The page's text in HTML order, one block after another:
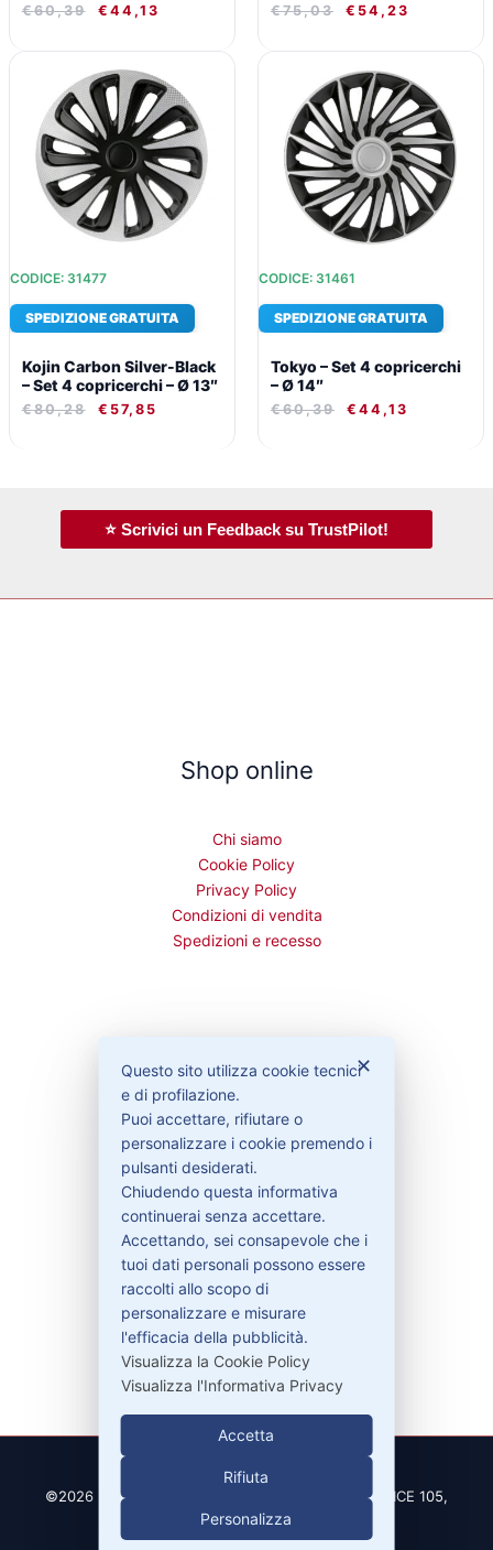
€60,39 € 44,13 €75,03 € 54,23
CODICE: 31477
SPEDIZIONE GRATUITA
Kojin Carbon Silver-Black
– Set 4 copricerchi – Ø 13″
€80,28
PREZZO
ORIGINALE
ERA:
€80,28.
€ 57,85
PREZZO
ATTUALE
È:
€57,85.
CODICE: 31461
SPEDIZIONE GRATUITA
Tokyo – Set 4 copricerchi
– Ø 14″
€60,39
PREZZO
ORIGINALE
ERA:
€60,39.
€ 44,13
PREZZO
ATTUALE
È:
€44,13.
⭐ Scrivici un Feedback su TrustPilot!
Shop online
Chi siamo
Cookie Policy
Privacy Policy
Condizioni di vendita
Spedizioni e recesso
Contattaci
Garanzie
Contatti
329-30.78.513
info@pitdriver.com
©2026 PitDriver | CROCO DEAL S.R.L. VIA DEL SALICE 105,
97100 RAGUSA (RG)
✕
Questo sito utilizza cookie tecnici
e di profilazione.
Puoi accettare, rifiutare o
personalizzare i cookie premendo i
pulsanti desiderati.
Chiudendo questa informativa
continuerai senza accettare.
Accettando, sei consapevole che i
tuoi dati personali possono essere
raccolti allo scopo di
personalizzare e misurare
l'efficacia della pubblicità.
Visualizza la Cookie Policy
Visualizza l'Informativa Privacy
Accetta
Rifiuta
Personalizza